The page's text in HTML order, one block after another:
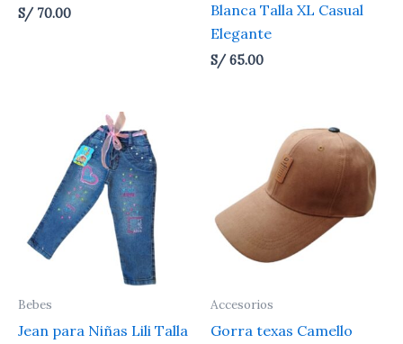
S/ 70.00
Blanca Talla XL Casual
Elegante
S/ 65.00
Bebes
Jean para Niñas Lili Talla
Accesorios
Gorra texas Camello